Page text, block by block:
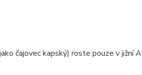
čajovec kapský) roste pouze v jižní